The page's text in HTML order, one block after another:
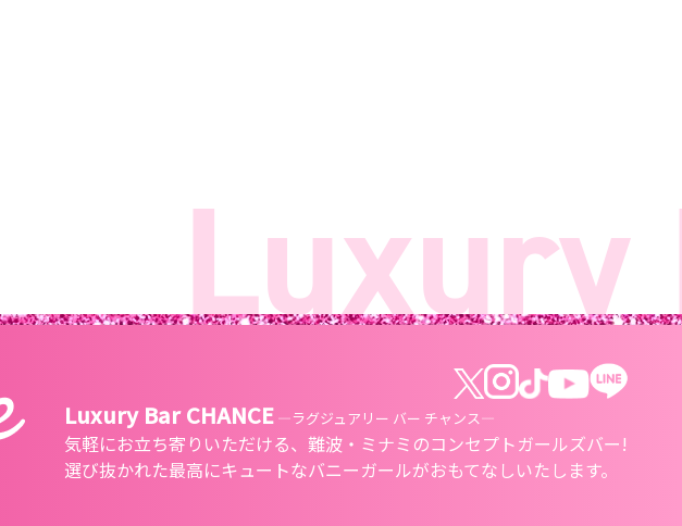
Luxury
Luxury Bar CHANCE ―ラグジュアリー バー チャンス―
気軽にお立ち寄りいただける、 難波・ミナミのコンセプトガールズバー!
選び抜かれた最高にキュートなバニーガールがおもてなしいたします。